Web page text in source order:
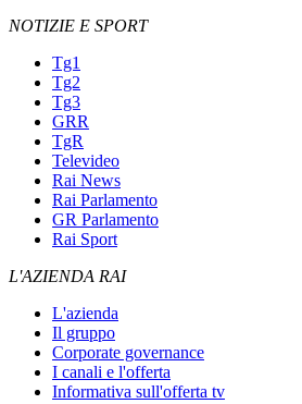
NOTIZIE E SPORT
Tg1
Tg2
Tg3
GRR
TgR
Televideo
Rai News
Rai Parlamento
GR Parlamento
Rai Sport
L'AZIENDA RAI
L'azienda
Il gruppo
Corporate governance
I canali e l'offerta
Informativa sull'offerta tv